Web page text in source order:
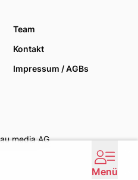
Team
Kontakt
Impressum / AGBs
media AG
Menü